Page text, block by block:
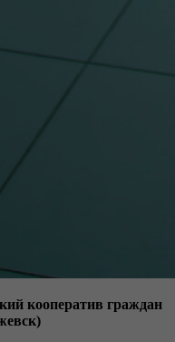
кооператив граждан